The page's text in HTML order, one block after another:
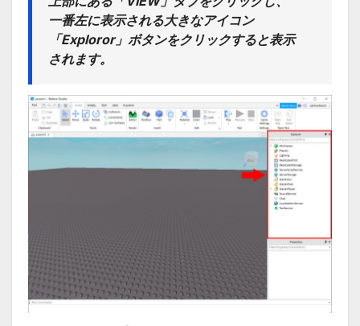
一番左に表示される大きなアイコン
「Exploror」ボタンをクリックすると表示
されます。